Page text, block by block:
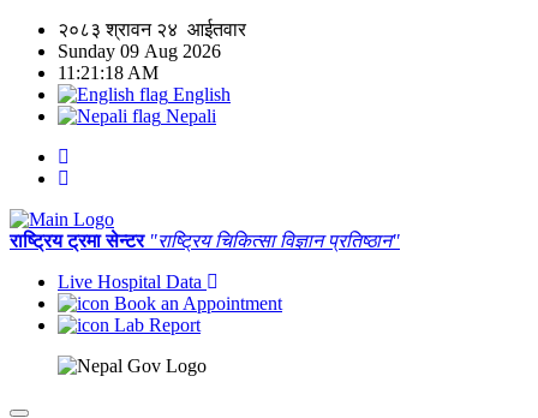
२०८३ श्रावन २४ आईतवार
Sunday 09 Aug 2026
11:21:18 AM
English
Nepali
राष्ट्रिय ट्रमा सेन्टर "राष्ट्रिय चिकित्सा विज्ञान प्रतिष्ठान"
Live Hospital Data
Book an Appointment
Lab Report